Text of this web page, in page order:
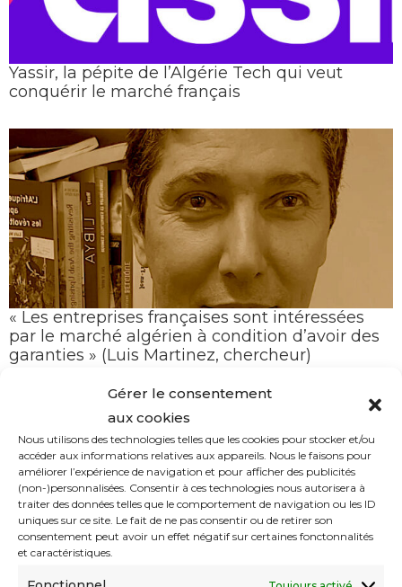
Gérer le consentement
aux cookies
Nous utilisons des technologies telles que les cookies pour stocker et/ou
accéder aux informations relatives aux appareils. Nous le faisons pour
améliorer l’expérience de navigation et pour afficher des publicités
(non-)personnalisées. Consentir à ces technologies nous autorisera à
traiter des données telles que le comportement de navigation ou les ID
uniques sur ce site. Le fait de ne pas consentir ou de retirer son
consentement peut avoir un effet négatif sur certaines fonctonnalités
et caractéristiques.
Yassir, la pépite de l’Algérie Tech qui veut
conquérir le marché français
« Les entreprises françaises sont intéressées
par le marché algérien à condition d’avoir des
garanties » (Luis Martinez, chercheur)
TotalEnergies continue de renforcer sa